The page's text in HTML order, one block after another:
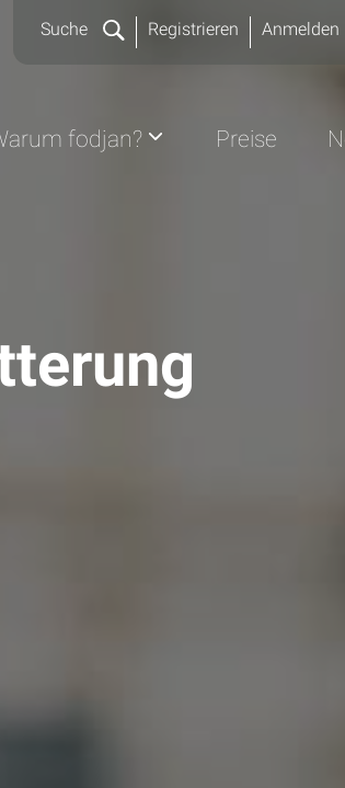
Suche Registrieren Anmelden
fodjan? Preise